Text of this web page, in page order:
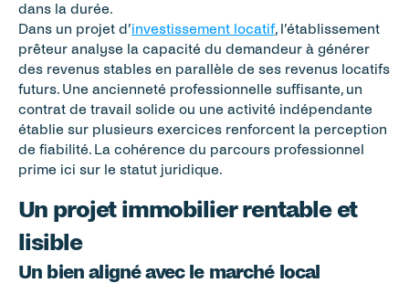
dans la durée.
Dans un projet d’investissement locatif, l’établissement
prêteur analyse la capacité du demandeur à générer
des revenus stables en parallèle de ses revenus locatifs
futurs. Une ancienneté professionnelle suffisante, un
contrat de travail solide ou une activité indépendante
établie sur plusieurs exercices renforcent la perception
de fiabilité. La cohérence du parcours professionnel
prime ici sur le statut juridique.
Un projet immobilier rentable et
lisible
Un bien aligné avec le marché local